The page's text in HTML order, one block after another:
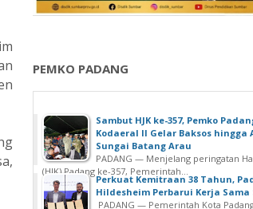
PEMKO PADANG
Sambut HJK ke-357, Pemko
Kodaeral II Gelar Baksos hingga
Sungai Batang Arau
PADANG — Menjelang peringatan
(HJK) Padang ke-357, Pemerintah...
Perkuat Kemitraan 38 Tahun,
Hildesheim Perbarui Kerja Sama
PADANG — Pemerintah Kota